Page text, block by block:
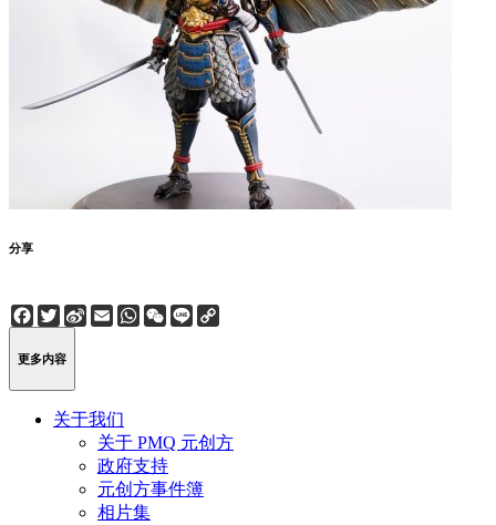
分享
Facebook
Twitter
Sina
Weibo
EmailWhatsApp
WeChat
Line
更多内容
关于我们
关于 PMQ 元创方
政府支持
元创方事件簿
相片集